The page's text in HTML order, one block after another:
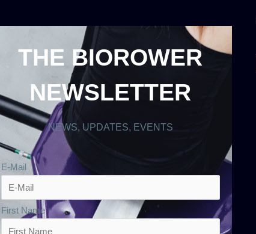
THE BIOROWER
NEWSLETTER
NEWS, UPDATES, EVENTS
E-Mail
First Name